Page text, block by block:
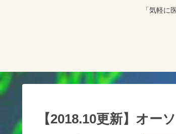
「気軽に
【2018.10更新】オー